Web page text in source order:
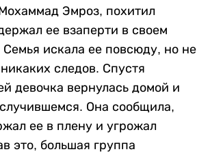
Эмроз, похитил
ее взаперти в своем
искала ее повсюду, но не
следов. Спустя
девочка вернулась домой и
Она сообщила,
ее в плену и угрожал
это, большая группа